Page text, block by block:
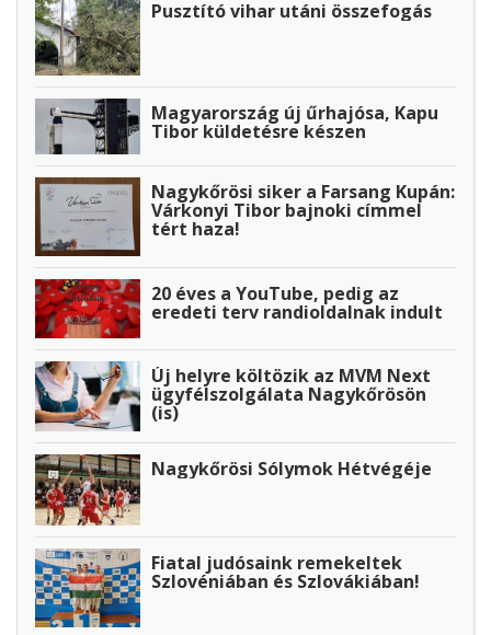
Pusztító vihar utáni összefogás
Magyarország új űrhajósa, Kapu
Tibor küldetésre készen
Nagykőrösi siker a Farsang Kupán:
Várkonyi Tibor bajnoki címmel
tért haza!
20 éves a YouTube, pedig az
eredeti terv randioldalnak indult
Új helyre költözik az MVM Next
ügyfélszolgálata Nagykőrösön
(is)
Nagykőrösi Sólymok Hétvégéje
Fiatal judósaink remekeltek
Szlovéniában és Szlovákiában!